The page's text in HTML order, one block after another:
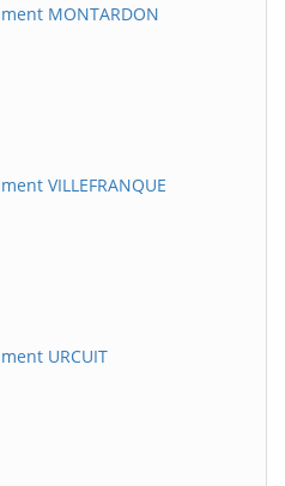
MONTARDON
VILLEFRANQUE
URCUIT